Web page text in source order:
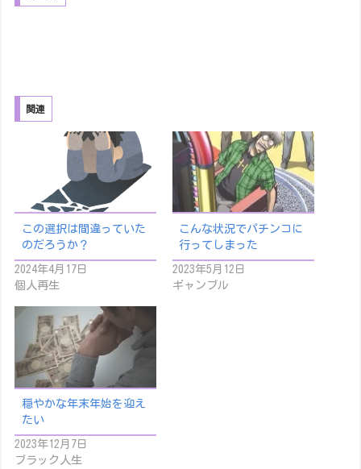
関連
この選択は間違っていた
のだろうか？
2024年4月17日
個人再生
こんな状況でパチンコに
行ってしまった
2023年5月12日
ギャンブル
穏やかな年末年始を迎え
たい
2023年12月7日
ブラック人生